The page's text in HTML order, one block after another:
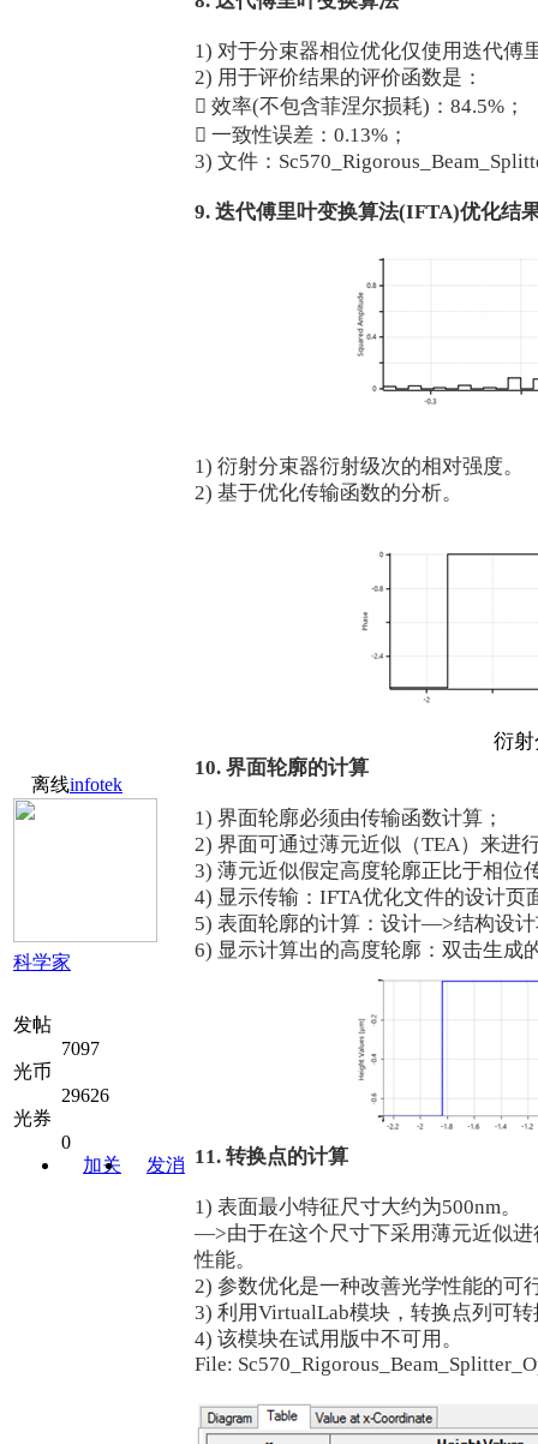
离线infotek
科学家
发帖
7097
光币
29626
光券
0
加关
发消
1) 对于分束器相位优化仅使用迭代傅
2) 用于评价结果的评价函数是：
 效率(不包含菲涅尔损耗)：84.5%；
 一致性误差：0.13%；
3) 文件：
9. 迭代傅里叶变换算法(IFTA)优化结
1) 衍射分束器衍射级次的相对强度。
2) 基于优化传输函数的分析。
衍
10. 界面轮廓的计算
1) 界面轮廓必须由传输函数计算；
2) 界面可通过薄元近似（TEA）来进
3) 薄元近似假定高度轮廓正比于相位
4) 显示传输：IFTA优化文件的设计
5) 表面轮廓的计算：设计—>结构设
6) 显示计算出的高度轮廓：双击生成
11. 转换点的计算
1) 表面最小特征尺寸大约为500nm。
—>由于在这个尺寸下采用薄元近似
性能。
2) 参数优化是一种改善光学性能的可
3) 利用VirtualLab模块，转换点列可
4) 该模块在试用版中不可用。
File: